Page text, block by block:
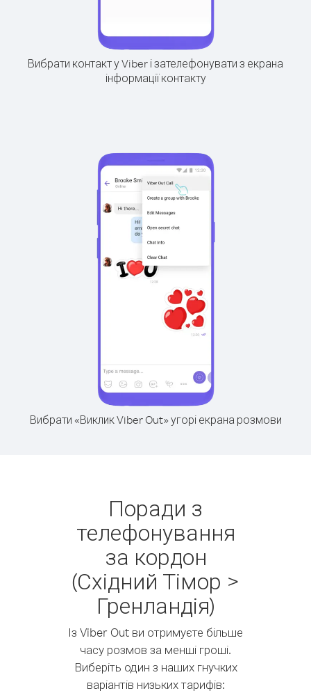
Вибрати контакт у Viber і зателефонувати з екрана
інформації контакту
Вибрати «Виклик Viber Out» угорі екрана розмови
Поради з
телефонування
за кордон
(Східний Тімор >
Гренландія)
Із Viber Out ви отримуєте більше
часу розмов за менші гроші.
Виберіть один з наших гнучких
варіантів низьких тарифів: